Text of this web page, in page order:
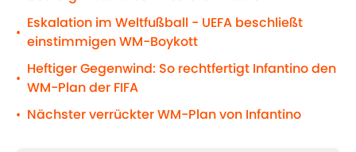
•
Eskalation im Weltfußball - UEFA beschließt
einstimmigen WM-Boykott
•
Heftiger Gegenwind: So rechtfertigt Infantino den
WM-Plan der FIFA
• Nächster verrückter WM-Plan von Infantino